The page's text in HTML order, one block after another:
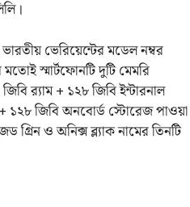
ভেরিয়েন্টের মডেল নম্বর
স্মার্টফোনটি দুটি মেমরি
র‍্যাম + ১২৮ জিবি ইন্টারনাল
১২৮ জিবি অনবোর্ড স্টোরেজ পাওয়া
গ্রিন ও অনিক্স ব্ল্যাক নামের তিনটি